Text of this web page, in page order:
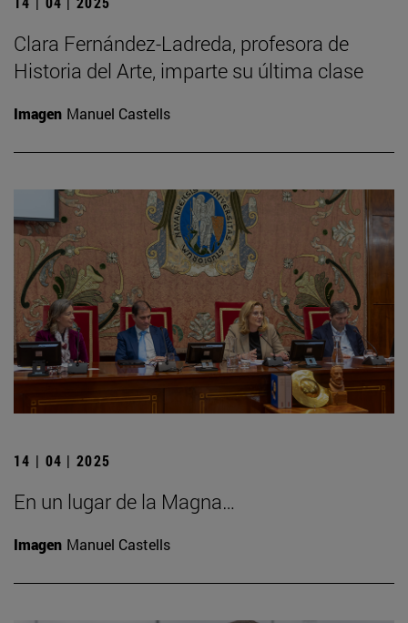
Clara Fernández-Ladreda, profesora de
Historia del Arte, imparte su última clase
Imagen Manuel Castells
14 | 04 | 2025
En un lugar de la Magna…
Imagen Manuel Castells